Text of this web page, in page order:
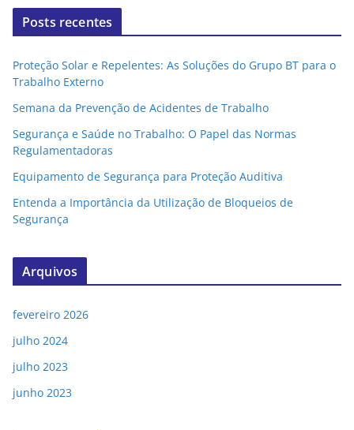
Posts recentes
Proteção Solar e Repelentes: As Soluções do Grupo BT para o
Trabalho Externo
Semana da Prevenção de Acidentes de Trabalho
Segurança e Saúde no Trabalho: O Papel das Normas
Regulamentadoras
Equipamento de Segurança para Proteção Auditiva
Entenda a Importância da Utilização de Bloqueios de
Segurança
Arquivos
fevereiro 2026
julho 2024
julho 2023
junho 2023